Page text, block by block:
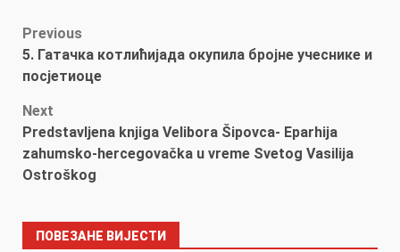
Post
navigation
Previous
5. Гатачка котлићијада окупила бројне учеснике и
посјетиоце
Next
Predstavljena knjiga Velibora Šipovca- Eparhija
zahumsko-hercegovačka u vreme Svetog Vasilija
Ostroškog
ПОВЕЗАНЕ ВИЈЕСТИ